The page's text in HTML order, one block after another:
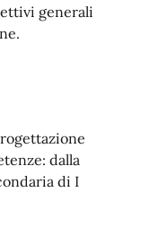
generali
dalla
di I